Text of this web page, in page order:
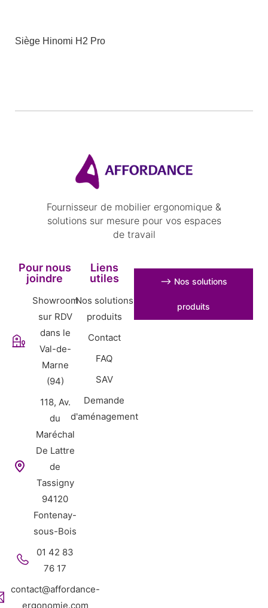
Siège Hinomi H2 Pro
Fournisseur de mobilier ergonomique &
solutions sur mesure pour vos espaces
de travail
Pour nous
joindre
Showroom
sur RDV
dans le
Val-de-
Marne
(94)
118, Av.
du
Maréchal
De Lattre
de
Tassigny
94120
Fontenay-
sous-Bois
01 42 83
76 17
contact@affordance-
ergonomie.com
Liens
utiles
Nos solutions
produits
Contact
FAQ
SAV
Demande
d'aménagement
⟶ Nos solutions
produits